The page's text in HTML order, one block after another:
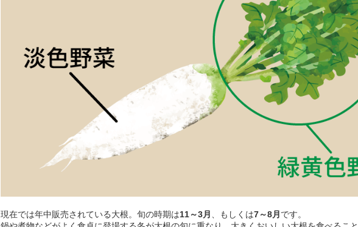
現在では年中販売されている大根。旬の時期は11～3月 、もしくは7～8月 です。